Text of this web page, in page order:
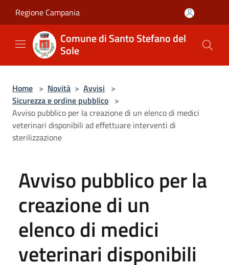
Regione Campania
Comune di Santo Stefano del
Sole
Home > Novità > Avvisi >
Sicurezza e ordine pubblico >
Avviso pubblico per la creazione di un elenco di medici
veterinari disponibili ad effettuare interventi di
sterilizzazione
Avviso pubblico per la
creazione di un
elenco di medici
veterinari disponibili